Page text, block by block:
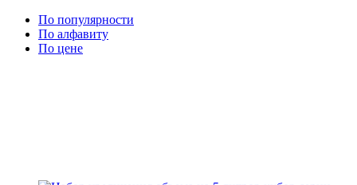
По популярности
По алфавиту
По цене